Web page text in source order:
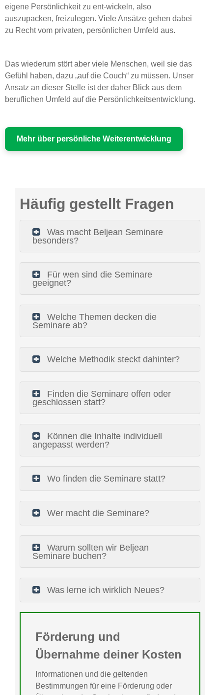
eigene Persönlichkeit zu ent-wickeln, also
auszupacken, freizulegen. Viele Ansätze gehen dabei
zu Recht vom privaten, persönlichen Umfeld aus.
Das wiederum stört aber viele Menschen, weil sie das
Gefühl haben, dazu „auf die Couch“ zu müssen. Unser
Ansatz an dieser Stelle ist der daher Blick aus dem
beruflichen Umfeld auf die Persönlichkeitsentwicklung.
Mehr über persönliche Weiterentwicklung
Häufig gestellt Fragen
Was macht Beljean Seminare
besonders?
Für wen sind die Seminare
geeignet?
Welche Themen decken die
Seminare ab?
Welche Methodik steckt dahinter?
Finden die Seminare offen oder
geschlossen statt?
Können die Inhalte individuell
angepasst werden?
Wo finden die Seminare statt?
Wer macht die Seminare?
Warum sollten wir Beljean
Seminare buchen?
Was lerne ich wirklich Neues?
Förderung und
Übernahme deiner Kosten
Informationen und die geltenden
Bestimmungen für eine Förderung oder